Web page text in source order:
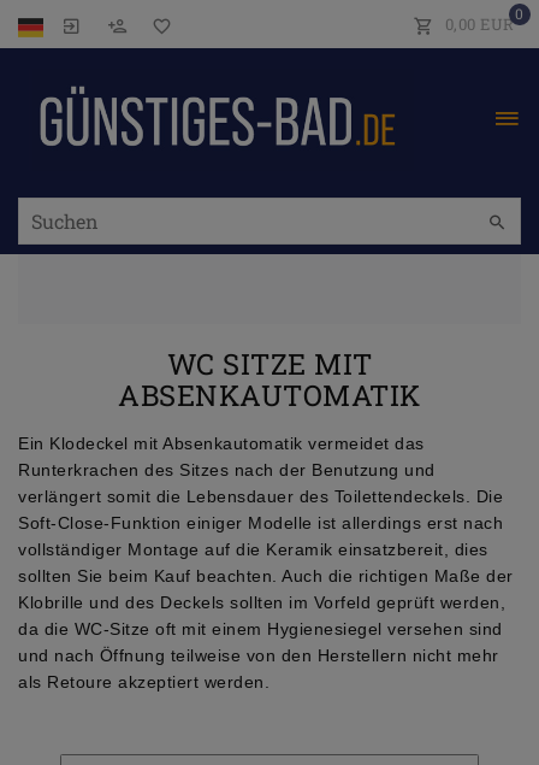
0
0,00 EUR
WC SITZE MIT
ABSENKAUTOMATIK
Ein Klodeckel mit Absenkautomatik vermeidet das
Runterkrachen des Sitzes nach der Benutzung und
verlängert somit die Lebensdauer des Toilettendeckels. Die
Soft-Close-Funktion einiger Modelle ist allerdings erst nach
vollständiger Montage auf die Keramik einsatzbereit, dies
sollten Sie beim Kauf beachten. Auch die richtigen Maße der
Klobrille und des Deckels sollten im Vorfeld geprüft werden,
da die WC-Sitze oft mit einem Hygienesiegel versehen sind
und nach Öffnung teilweise von den Herstellern nicht mehr
als Retoure akzeptiert werden.